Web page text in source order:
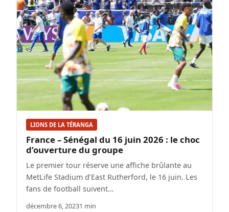
LIONS DE LA TÉRANGA
France – Sénégal du 16 juin 2026 : le choc
d’ouverture du groupe
Le premier tour réserve une affiche brûlante au
MetLife Stadium d’East Rutherford, le 16 juin. Les
fans de football suivent…
décembre 6, 20231 min